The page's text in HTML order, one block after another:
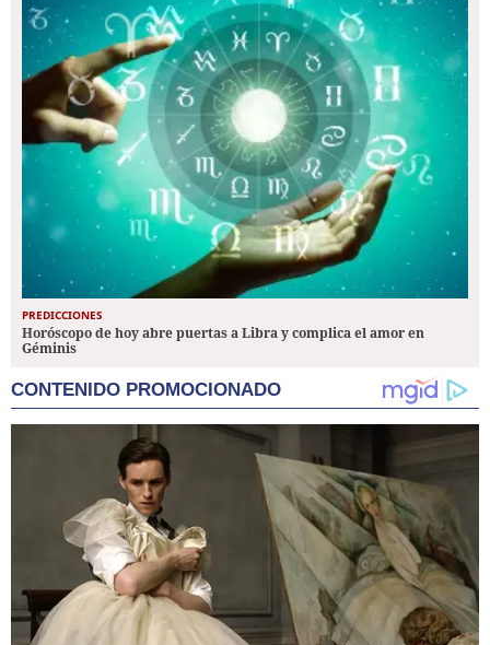
PREDICCIONES
Horóscopo de hoy abre puertas a Libra y complica el amor en
Géminis
CONTENIDO PROMOCIONADO